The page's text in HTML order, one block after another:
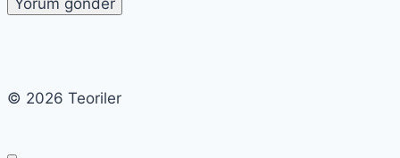
© 2026 Teoriler